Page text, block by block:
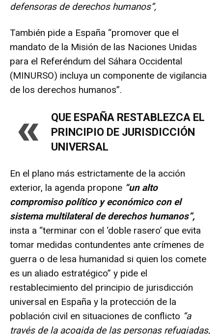
defensoras de derechos humanos”,
También pide a España “promover que el
mandato de la Misión de las Naciones Unidas
para el Referéndum del Sáhara Occidental
(MINURSO) incluya un componente de vigilancia
de los derechos humanos”.
«
QUE ESPAÑA RESTABLEZCA EL
PRINCIPIO DE JURISDICCIÓN
UNIVERSAL
En el plano más estrictamente de la acción
exterior, la agenda propone “un alto
compromiso político y económico con el
sistema multilateral de derechos humanos”,
insta a “terminar con el ‘doble rasero’ que evita
tomar medidas contundentes ante crímenes de
guerra o de lesa humanidad si quien los comete
es un aliado estratégico” y pide el
restablecimiento del principio de jurisdicción
universal en España y la protección de la
población civil en situaciones de conflicto “a
través de la acogida de las personas refugiadas,